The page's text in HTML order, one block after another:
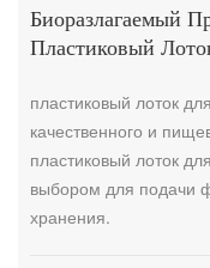
Биоразлагаемый
Пластиковый
пластиковый лоток
качественного и
пластиковый лоток
выбором для подачи
хранения.